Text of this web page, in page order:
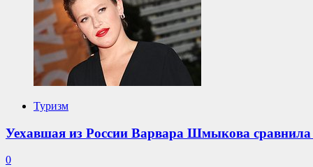
Туризм
Уехавшая из России Варвара Шмыкова
0